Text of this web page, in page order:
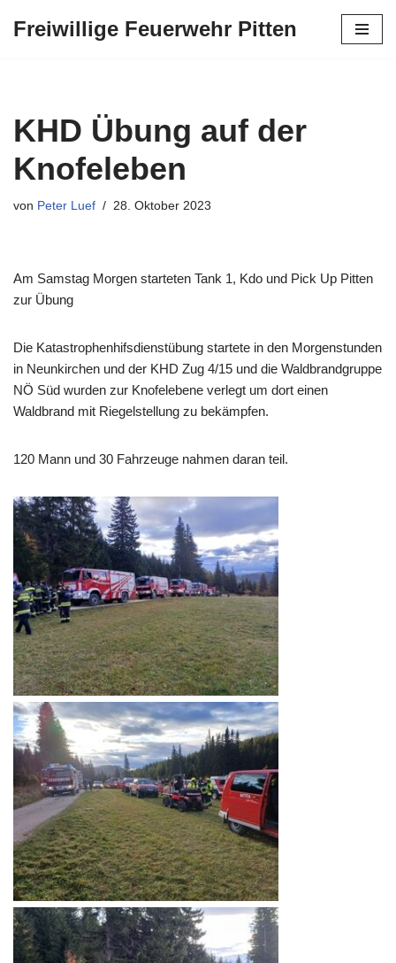
Freiwillige Feuerwehr Pitten
KHD Übung auf der
Knofeleben
von Peter Luef 28. Oktober 2023
Am Samstag Morgen starteten Tank 1, Kdo und Pick Up Pitten
zur Übung
Die Katastrophenhifsdienstübung startete in den Morgenstunden
in Neunkirchen und der KHD Zug 4/15 und die Waldbrandgruppe
NÖ Süd wurden zur Knofelebene verlegt um dort einen
Waldbrand mit Riegelstellung zu bekämpfen.
120 Mann und 30 Fahrzeuge nahmen daran teil.